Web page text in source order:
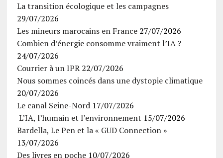
La transition écologique et les campagnes
29/07/2026
Les mineurs marocains en France 27/07/2026
Combien d’énergie consomme vraiment l’IA ?
24/07/2026
Courrier à un IPR 22/07/2026
Nous sommes coincés dans une dystopie climatique
20/07/2026
Le canal Seine-Nord 17/07/2026
L’IA, l’humain et l’environnement 15/07/2026
Bardella, Le Pen et la « GUD Connection »
13/07/2026
Des livres en poche 10/07/2026